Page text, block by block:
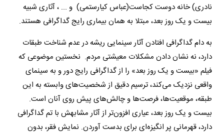
نادری) خانه دوست کجاست(عباس کیارستمی) و ... ، آثاری شبیه
بیست و یک روز بعد، مبتلا به همان بیماری رایج گداگرافی هستند.
به دام گداگرافی افتادن آثار سینمایی ریشه در عدم شناخت طبقات
دارد، نه نشان دادن مشکلات معیشتی مردم. نخستین موضوعی که
فیلم «بیست و یک روز بعد» را از گداگرافی رایج دور و به سینمای
واقعی نزدیک می‌‎کند، ترسیم دقیق از شخصیت‌‌های وابسته به این
طبقه، موقعیت‌ها، فرصت‌ها و چالش‌های پیش روی آنان است.
بیست و یک روز بعد، عیاری افزون‌تر از آثار مشابهش با تم گداگرافی
دارد، قهرمانی پر انگیزه‌ای برای بدست آوردن. نمایش فقر، بدون